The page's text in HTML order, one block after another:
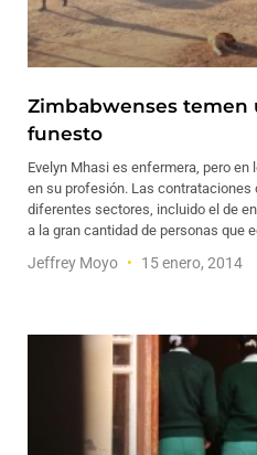
Zimbabwenses temen
funesto
Evelyn Mhasi es enfermera, pero
en su profesión. Las contrataciones
diferentes sectores, incluido el de
a la gran cantidad de personas que
Jeffrey Moyo 15 enero, 2014